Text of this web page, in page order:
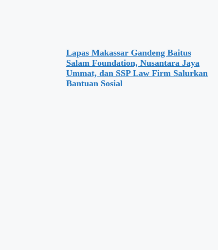
Lapas Makassar Gandeng Baitus
Salam Foundation, Nusantara Jaya
Ummat, dan SSP Law Firm Salurkan
Bantuan Sosial